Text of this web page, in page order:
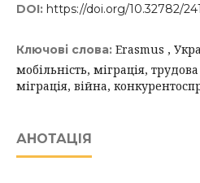
DOI: https://doi.org/10.32782/
Ключові слова: Erasmus ,
мобільність, міграція,
міграція, війна,
АНОТАЦІЯ